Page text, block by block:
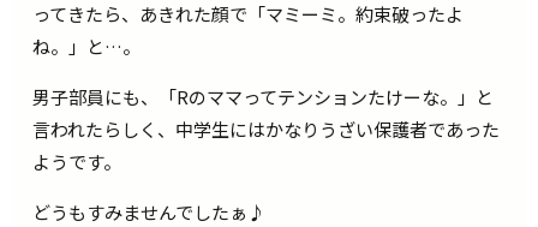
ってきたら、あきれた顔で「マミーミ。約束破ったよ
ね。」と…。
男子部員にも、「Rのママってテンションたけーな。」と
言われたらしく、中学生にはかなりうざい保護者であった
ようです。
どうもすみませんでしたぁ♪